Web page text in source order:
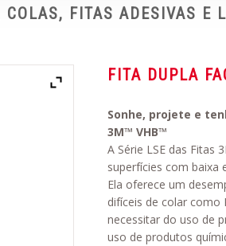
COLAS, FITAS ADESIVAS E
FITA DUPLA
Sonhe, projete e
3M™ VHB™
A Série LSE das Fitas
superfícies com baixa
Ela oferece um
difíceis de colar como
necessitar do uso de
uso de produtos